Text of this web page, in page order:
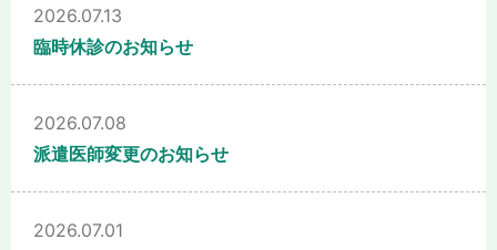
2026.07.13
臨時休診のお知らせ
2026.07.08
派遣医師変更のお知らせ
2026.07.01